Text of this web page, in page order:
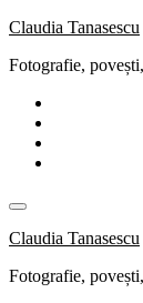
Skip
content
Claudia Tanasescu
Fotografie,
Claudia Tanasescu
Fotografie,